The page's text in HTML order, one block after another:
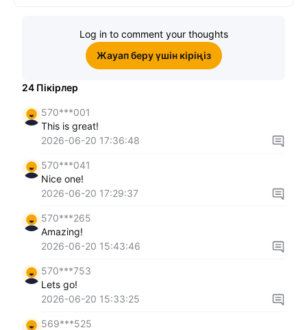
Log in to comment your thoughts
Жауап беру үшін кіріңіз
24 Пікірлер
570***001
This is great!
2026-06-20 17:36:48
570***041
Nice one!
2026-06-20 17:29:37
570***265
Amazing!
2026-06-20 15:43:46
570***753
Lets go!
2026-06-20 15:33:25
569***525